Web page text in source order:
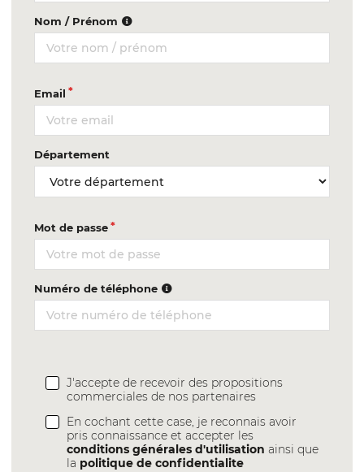
Nom / Prénom
Email
Département
Mot de passe
Numéro de téléphone
J'accepte de recevoir des propositions
commerciales de nos partenaires
En cochant cette case, je reconnais avoir
pris connaissance et accepter les
conditions générales d'utilisation ainsi que
la politique de confidentialite